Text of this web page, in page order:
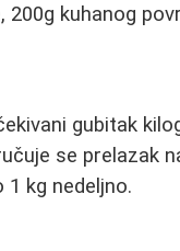
200g kuhanog
gubitak
se prelazak
kg nedeljno.